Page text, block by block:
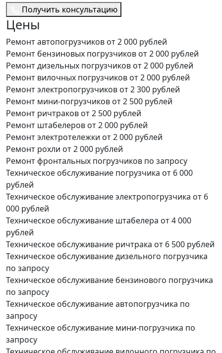
Получить консультацию
Цены
Ремонт автопогрузчиков от 2 000 рублей
Ремонт бензиновых погрузчиков от 2 000 рублей
Ремонт дизельных погрузчиков от 2 000 рублей
Ремонт вилочных погрузчиков от 2 000 рублей
Ремонт электропогрузчиков от 2 300 рублей
Ремонт мини-погрузчиков от 2 500 рублей
Ремонт ричтраков от 2 500 рублей
Ремонт штабелеров от 2 000 рублей
Ремонт электротележки от 2 000 рублей
Ремонт рохли от 2 000 рублей
Ремонт фронтальных погрузчиков по запросу
Техническое обслуживание погрузчика от 6 000
рублей
Техническое обслуживание электропогрузчика от 6
000 рублей
Техническое обслуживание штабелера от 4 000
рублей
Техническое обслуживание ричтрака от 6 500 рублей
Техническое обслуживание дизельного погрузчика
по запросу
Техническое обслуживание бензинового погрузчика
по запросу
Техническое обслуживание автопогрузчика по
запросу
Техническое обслуживание мини-погрузчика по
запросу